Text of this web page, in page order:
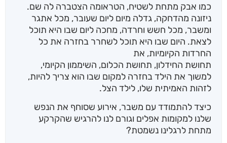
כמו אבק מתחת לשטיח, הטראומה הצטברה לה שם.
ניזונה מהדחקה, גדלה מיום ליום שעובר, מכל אתגר
ומשבר, מכל חשש וחרדה, מחכה ליום שבו היא תוכל
לצאת. היום שבו היא תוכל לשחרר בחזרה את כל
החרדות הקיומיות, את
תחושת החידלון, תחושת הכלום, השיממון הקיומי,
למשוך את הילד בחזרה למקום שבו הוא צריך להיות,
לזהות האמיתית שלו, לילד הצל.
כיצד להתמודד עם משבר, אירוע שסוחף את הנפש
שלנו למקומות אפלים וגורם לנו להרגיש שהקרקע
מתחת לרגלינו נשמטת?